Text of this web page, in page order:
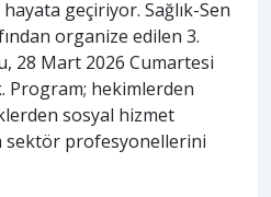
geçiriyor. Sağlık-Sen
organize edilen 3.
28 Mart 2026 Cumartesi
Program; hekimlerden
sosyal hizmet
sektör profesyonellerini